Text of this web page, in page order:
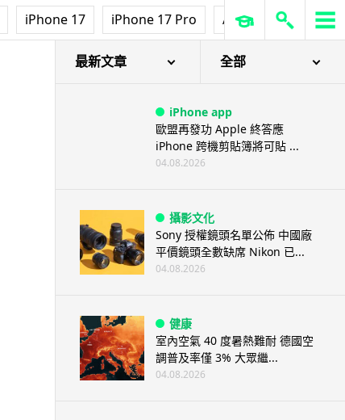
iPhone 17 iPhone 17 Pro AirPods Pro 3
最新文章 全部
iPhone app
歐盟再發功 Apple 終答應
iPhone 跨機剪貼簿將可貼 ...
04.08.2026
攝影文化
Sony 授權鏡頭名單公佈 中國廠
平價鏡頭全數缺席 Nikon 已...
04.08.2026
健康
室內空氣 40 度暑熱難耐 德國空
調普及率僅 3% 大眾繼...
04.08.2026